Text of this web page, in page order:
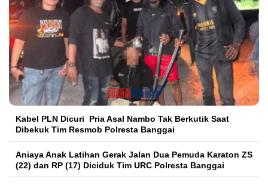
Kabel PLN Dicuri Pria Asal Nambo Tak Berkutik Saat
Dibekuk Tim Resmob Polresta Banggai
Aniaya Anak Latihan Gerak Jalan Dua Pemuda Karaton ZS
(22) dan RP (17) Diciduk Tim URC Polresta Banggai